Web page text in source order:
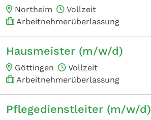
Northeim
Vollzeit
Arbeitnehmerüberlassung
Hausmeister (m/w/d)
Göttingen
Vollzeit
Arbeitnehmerüberlassung
Pflegedienstleiter (m/w/d)